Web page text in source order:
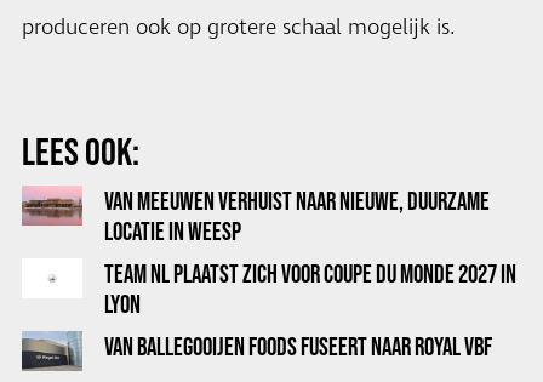
produceren ook op grotere schaal mogelijk is.
LEES OOK:
VAN MEEUWEN VERHUIST NAAR NIEUWE, DUURZAME
LOCATIE IN WEESP
TEAM NL PLAATST ZICH VOOR COUPE DU MONDE 2027 IN
LYON
VAN BALLEGOOIJEN FOODS FUSEERT NAAR ROYAL VBF